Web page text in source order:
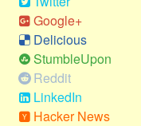
Hjælp
Google+
Delicious
StumbleUpon
Reddit
LinkedIn
Hacker News